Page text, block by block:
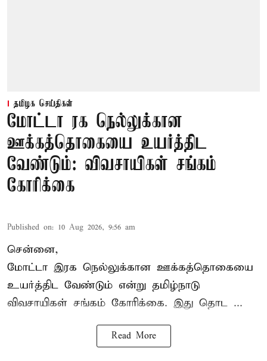
தமிழக செய்திகள்
மோட்டா ரக நெல்லுக்கான
ஊக்கத்தொகையை உயர்த்திட
வேண்டும்: விவசாயிகள் சங்கம்
கோரிக்கை
Published on: 10 Aug 2026, 9:56 am
சென்னை,
மோட்டா இரக நெல்லுக்கான ஊக்கத்தொகையை
உயர்த்திட வேண்டும் என்று தமிழ்நாடு
விவசாயிகள் சங்கம் கோரிக்கை. இது தொட ...
Read More